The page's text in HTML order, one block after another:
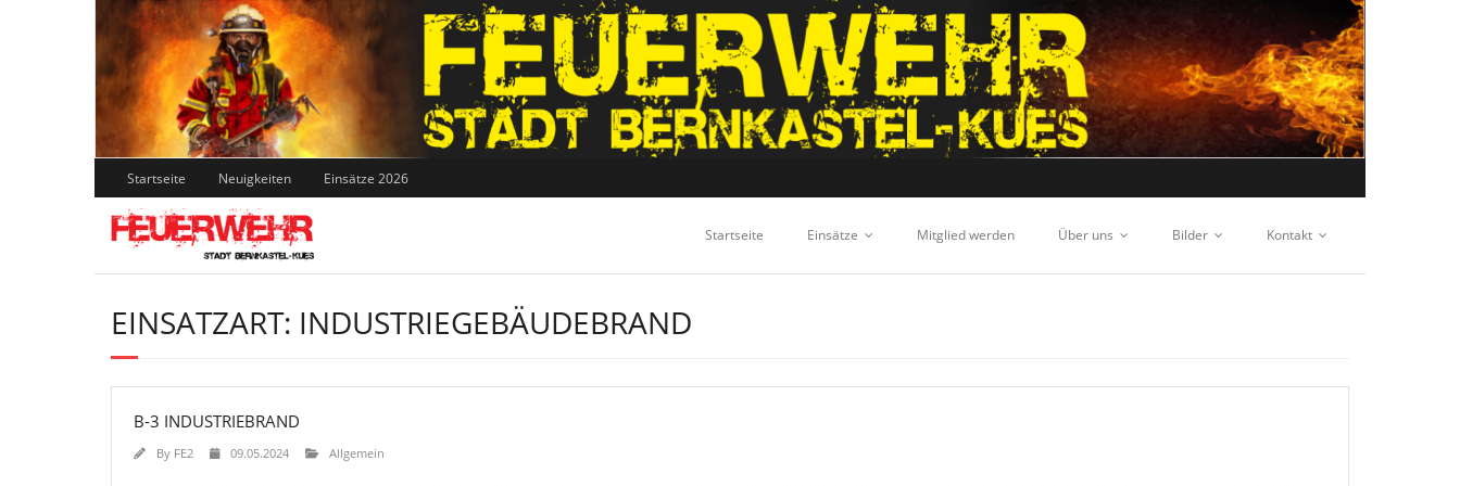
Skip
to
content
Startseite Neuigkeiten Einsätze 2026
Startseite Einsätze Mitglied werden Über uns Bilder Kontakt
EINSATZART: INDUSTRIEGEBÄUDEBRAND
B-3 INDUSTRIEBRAND
By FE2 09.05.2024 Allgemein